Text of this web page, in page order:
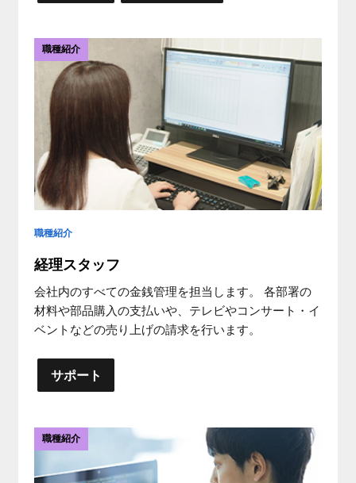
職種紹介
職種紹介
経理スタッフ
会社内のすべての金銭管理を担当します。 各部署の
材料や部品購入の支払いや、テレビやコンサート・イ
ベントなどの売り上げの請求を行います。
サポート
職種紹介